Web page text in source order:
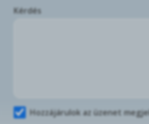
Kérdés
Hozzájárulok az üzenet